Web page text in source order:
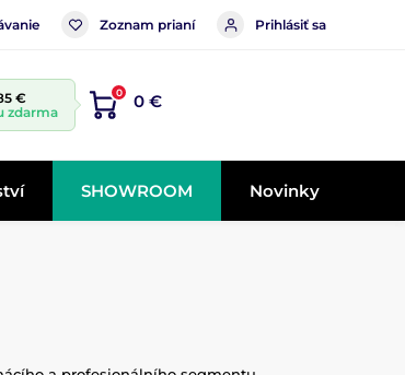
Zoznam prianí Prihlásiť sa
€
zdarma
0 0 €
SHOWROOM Novinky